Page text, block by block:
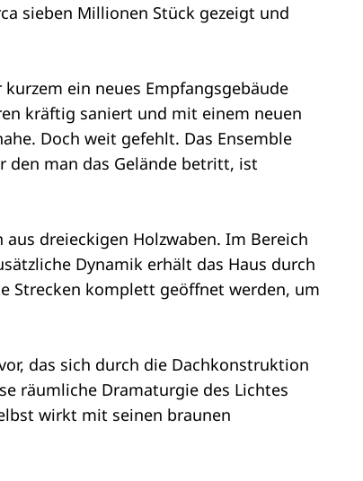
sieben Millionen Stück gezeigt und
ein neues Empfangsgebäude
kräftig saniert und mit einem neuen
Doch weit gefehlt. Das Ensemble
den man das Gelände betritt, ist
dreieckigen Holzwaben. Im Bereich
Dynamik erhält das Haus durch
Strecken komplett geöffnet werden, um
das sich durch die Dachkonstruktion
räumliche Dramaturgie des Lichtes
wirkt mit seinen braunen